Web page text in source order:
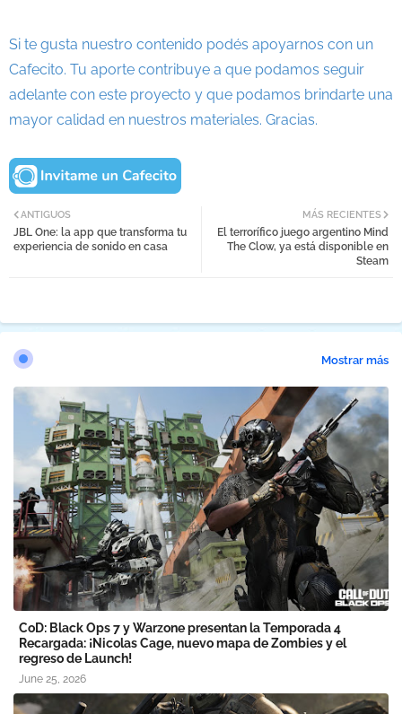
Si te gusta nuestro contenido podés apoyarnos con un
Cafecito. Tu aporte contribuye a que podamos seguir
adelante con este proyecto y que podamos brindarte una
mayor calidad en nuestros materiales. Gracias.
MÁS RECIENTES
El terrorífico juego argentino Mind
The Clow, ya está disponible en
Steam
ANTIGUOS
JBL One: la app que transforma tu
experiencia de sonido en casa
Mostrar más
CoD: Black Ops 7 y Warzone presentan la Temporada 4
Recargada: ¡Nicolas Cage, nuevo mapa de Zombies y el
regreso de Launch!
June 25, 2026